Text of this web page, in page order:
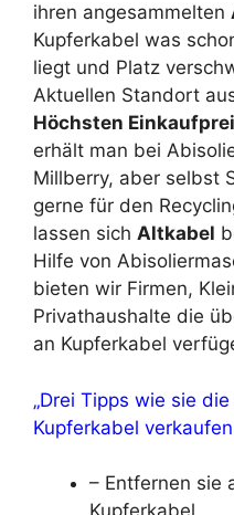
ihren angesammelten
Kupferkabel was
liegt und Platz
Aktuellen Standort
Höchsten
erhält man bei
Millberry, aber selbst
gerne für den
lassen sich Altkabel
Hilfe von
bieten wir Firmen,
Privathaushalte die
an Kupferkabel
„Drei Tipps wie sie
Kupferkabel
– Entfernen sie